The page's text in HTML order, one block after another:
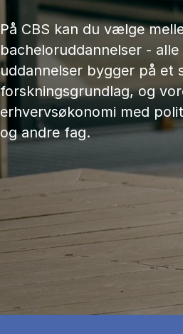
På CBS kan du vælge
bacheloruddannelser -
uddannelser bygger på
forskningsgrundlag, og
erhvervsøkonomi med
og andre fag.